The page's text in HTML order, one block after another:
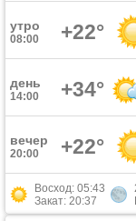
утро
08:00 +22°
день
14:00 +34°
вечер
20:00 +22°
Восход: 05:43
Закат: 20:37